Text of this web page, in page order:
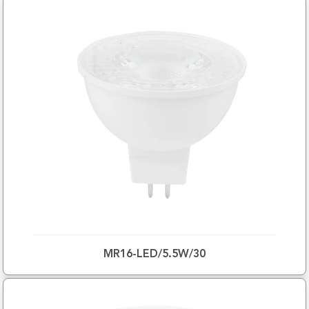
MR16-LED/5.5W/30